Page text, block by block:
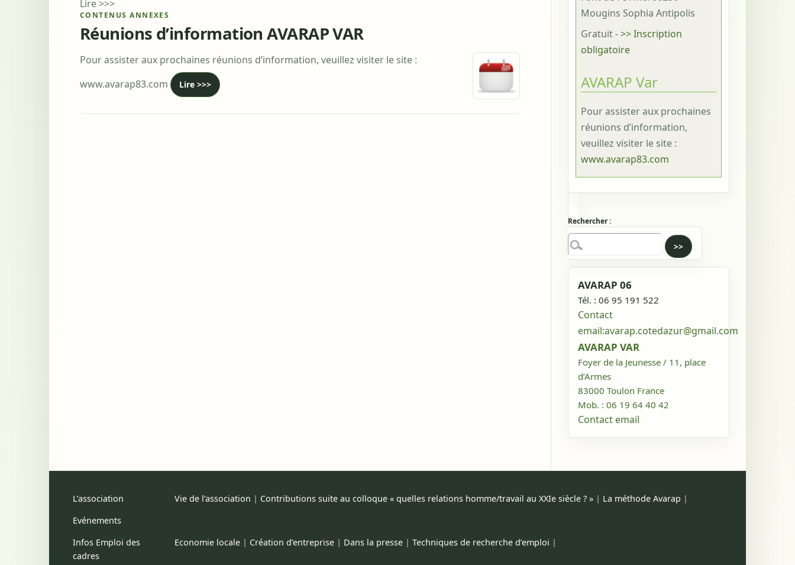
Lire >>>
CONTENUS ANNEXES
Réunions d’information AVARAP VAR
Pour assister aux prochaines réunions d’information, veuillez visiter le site :
www.avarap83.com
Lire >>>
Mougins Sophia Antipolis
Gratuit->> Inscription
obligatoire
AVARAP Var
Pour assister aux prochaines
réunions d’information,
veuillez visiter le site :
www.avarap83.com
Rechercher :
AVARAP 06
Tél. : 06 95 191 522
Contact
email:avarap.cotedazur@gmail.com
AVARAP VAR
Foyer de la Jeunesse / 11, place
d’Armes
83000 Toulon France
Mob. : 06 19 64 40 42
Contact email
L’association Vie de l’association | Contributions suite au colloque « quelles relations homme/travail au XXIe siècle ? » | La méthode Avarap |
Evénements
Infos Emploi des
cadres
Economie locale | Création d’entreprise | Dans la presse | Techniques de recherche d’emploi |